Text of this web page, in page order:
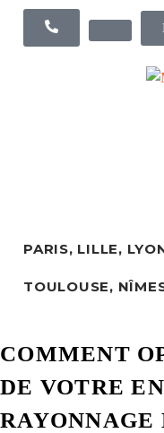
PARIS, LILLE,
TOULOUSE,
COMMENT
DE VOTRE
RAYONNAGE